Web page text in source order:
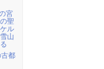
宮
聖
ル
山
都